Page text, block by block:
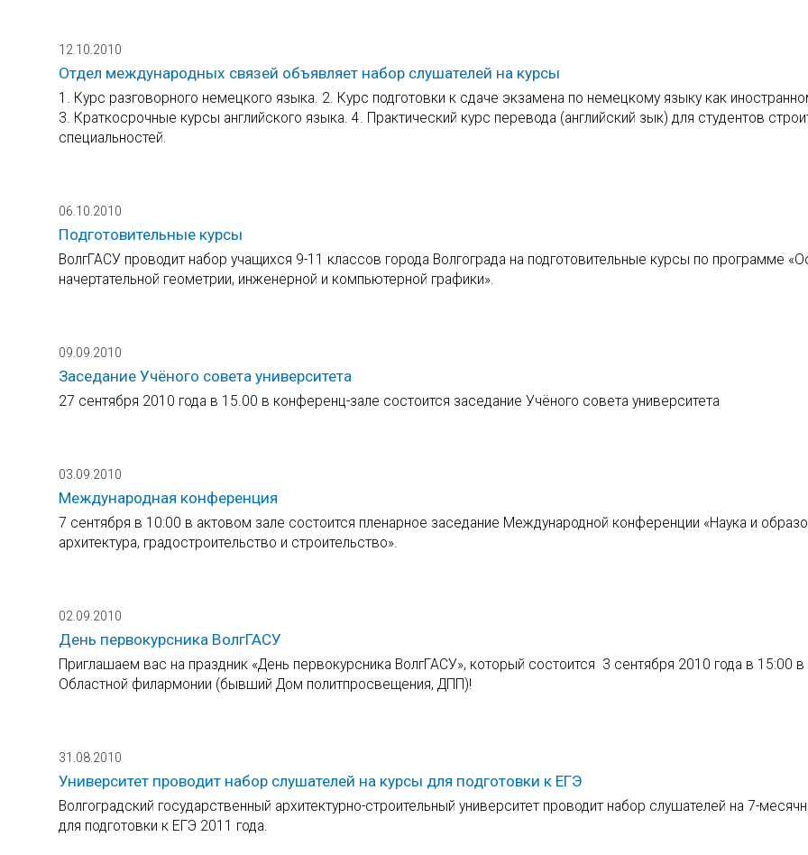
12.10.2010
Отдел международных связей объявляет набор слушателей на курсы
1. Курс разговорного немецкого языка. 2. Курс подготовки к сдаче экзамена по немецкому языку как
3. Краткосрочные курсы английского языка. 4. Практический курс перевода (английский зык) для студентов
специальностей.
06.10.2010
Подготовительные курсы
ВолгГАСУ проводит набор учащихся 9-11 классов города Волгограда на подготовительные курсы по программе
начертательной геометрии, инженерной и компьютерной графики».
09.09.2010
Заседание Учёного совета университета
27 сентября 2010 года в 15.00 в конференц-зале состоится заседание Учёного совета университета
03.09.2010
Международная конференция
7 сентября в 10:00 в актовом зале состоится пленарное заседание Международной конференции «Наука и
архитектура, градостроительство и строительство».
02.09.2010
День первокурсника ВолгГАСУ
Приглашаем вас на праздник «День первокурсника ВолгГАСУ», который состоится 3 сентября 2010 года в 15:00 в
Областной филармонии (бывший Дом политпросвещения, ДПП)!
31.08.2010
Университет проводит набор слушателей на курсы для подготовки к ЕГЭ
Волгоградский государственный архитектурно-строительный университет проводит набор слушателей на 7-
для подготовки к ЕГЭ 2011 года.